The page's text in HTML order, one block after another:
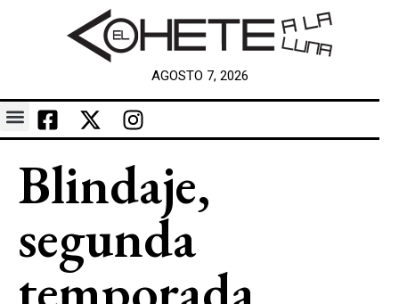
AGOSTO 7, 2026
Blindaje,
segunda